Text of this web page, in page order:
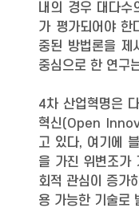
내의 경우 대다수
가 평가되어야 한
중된 방법론을 제
중심으로 한 연구
4차 산업혁명은
혁신(Open
고 있다, 여기에
을 가진 위변조가
회적 관심이 증가
용 가능한 기술로